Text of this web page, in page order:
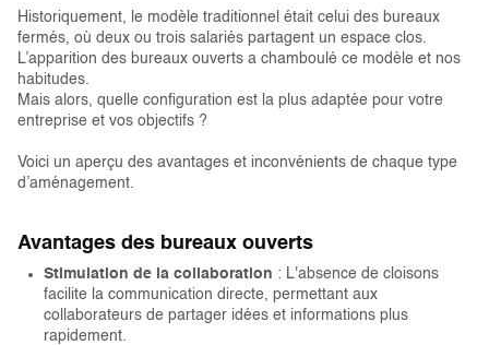
Historiquement, le modèle traditionnel était celui des bureaux
fermés, où deux ou trois salariés partagent un espace clos.
L’apparition des bureaux ouverts a chamboulé ce modèle et nos
habitudes.
Mais alors, quelle configuration est la plus adaptée pour votre
entreprise et vos objectifs ?
Voici un aperçu des avantages et inconvénients de chaque type
d’aménagement.
Avantages des bureaux ouverts
Stimulation de la collaboration : L'absence de cloisons
facilite la communication directe, permettant aux
collaborateurs de partager idées et informations plus
rapidement.